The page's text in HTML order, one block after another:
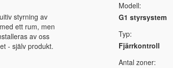
styrning av
ett rum, men
av oss
- själv produkt.
Modell:
G1 styrsystem
Typ:
Fjärrkontroll
Antal zoner: